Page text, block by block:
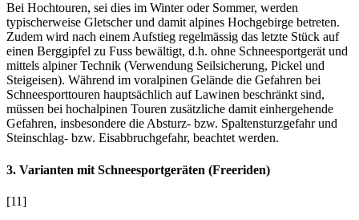
Bei Hochtouren, sei dies im Winter oder Sommer, werden
typischerweise Gletscher und damit alpines Hochgebirge betreten.
Zudem wird nach einem Aufstieg regelmässig das letzte Stück auf
einen Berggipfel zu Fuss bewältigt, d.h. ohne Schneesportgerät und
mittels alpiner Technik (Verwendung Seilsicherung, Pickel und
Steigeisen). Während im voralpinen Gelände die Gefahren bei
Schneesporttouren hauptsächlich auf Lawinen beschränkt sind,
müssen bei hochalpinen Touren zusätzliche damit einhergehende
Gefahren, insbesondere die Absturz- bzw. Spaltensturzgefahr und
Steinschlag- bzw. Eisabbruchgefahr, beachtet werden.
3. Varianten mit Schneesportgeräten (Freeriden)
[11]